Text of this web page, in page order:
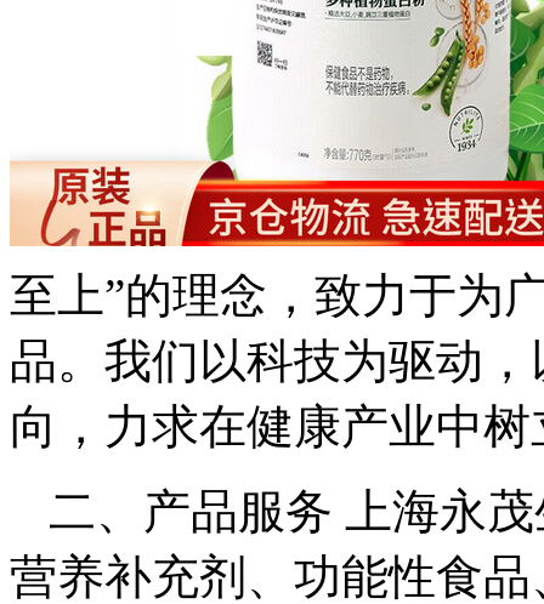
至上”的理念，致力于为
品。我们以科技为驱动
向，力求在健康产业中
二、产品服务 上海永
营养补充剂、功能性食